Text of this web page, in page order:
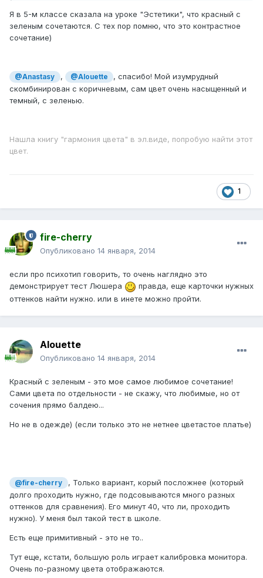
Я в 5-м классе сказала на уроке "Эстетики", что красный с
зеленым сочетаются. С тех пор помню, что это контрастное
сочетание)
@Anastasy , @Alouette
, спасибо! Мой изумрудный
скомбинирован с коричневым, сам цвет очень насыщенный и
темный, с зеленью.
Нашла книгу "гармония цвета" в эл.виде, попробую найти этот
цвет.
1
fire-cherry
Опубликовано 14 января, 2014
если про психотип говорить, то очень наглядно это
демонстрирует тест Люшера
правда, еще карточки нужных
оттенков найти нужно. или в инете можно пройти.
Alouette
Опубликовано 14 января, 2014
Красный с зеленым - это мое самое любимое сочетание!
Сами цвета по отдельности - не скажу, что любимые, но от
сочения прямо балдею...
Но не в одежде) (если только это не нетнее цветастое платье)
@fire-cherry
, Только вариант, корый посложнее (который
долго проходить нужно, где подсовываются много разных
оттенков для сравнения). Его минут 40, что ли, проходить
нужно). У меня был такой тест в школе.
Есть еще примитивный - это не то..
Тут еще, кстати, большую роль играет калибровка монитора.
Очень по-разному цвета отображаются.